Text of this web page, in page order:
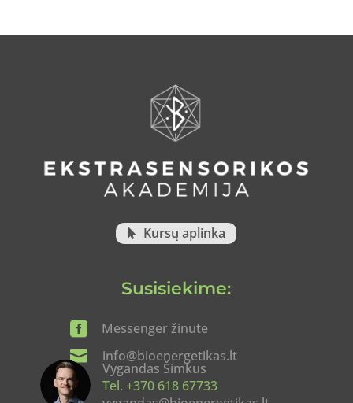
Kursų aplinka
Susisiekime:

Messenger žinute

info@bioenergetikas.lt
Vygandas Šimkus
Tel. +370 618 67733